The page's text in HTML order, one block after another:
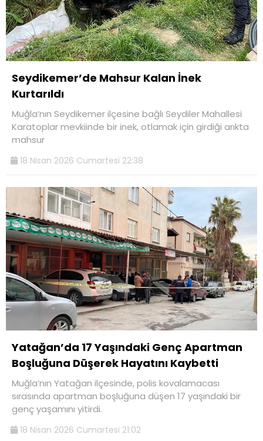
Seydikemer’de Mahsur Kalan İnek
Kurtarıldı
Muğla’nın Seydikemer ilçesine bağlı Seydiler Mahallesi
Karatoplar mevkiinde bir inek, otlamak için girdiği arıkta
mahsur
18 Nisan 2026 Cumartesi 22:38
Yatağan’da 17 Yaşındaki Genç Apartman
Boşluğuna Düşerek Hayatını Kaybetti
Muğla’nın Yatağan ilçesinde, polis kovalamacası
sırasında apartman boşluğuna düşen 17 yaşındaki bir
genç yaşamını yitirdi.
18 Nisan 2026 Cumartesi 21:02